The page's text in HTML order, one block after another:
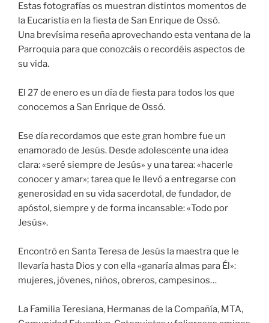
Estas fotografías os muestran distintos momentos de
la Eucaristía en la fiesta de San Enrique de Ossó.
Una brevísima reseña aprovechando esta ventana de la
Parroquia para que conozcáis o recordéis aspectos de
su vida.
El 27 de enero es un día de fiesta para todos los que
conocemos a San Enrique de Ossó.
Ese día recordamos que este gran hombre fue un
enamorado de Jesús. Desde adolescente una idea
clara: «seré siempre de Jesús» y una tarea: «hacerle
conocer y amar»; tarea que le llevó a entregarse con
generosidad en su vida sacerdotal, de fundador, de
apóstol, siempre y de forma incansable: «Todo por
Jesús».
Encontró en Santa Teresa de Jesús la maestra que le
llevaría hasta Dios y con ella «ganaría almas para Él»:
mujeres, jóvenes, niños, obreros, campesinos…
La Familia Teresiana, Hermanas de la Compañía, MTA,